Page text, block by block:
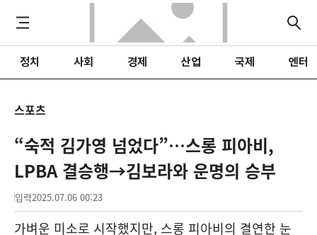
정치 사회 경제 산업 국제 엔터
스포츠
“숙적 김가영 넘었다”…스롱 피아비,
LPBA 결승행→김보라와 운명의 승부
입력2025.07.06 00:23
가벼운 미소로 시작했지만, 스롱 피아비의 결연한 눈